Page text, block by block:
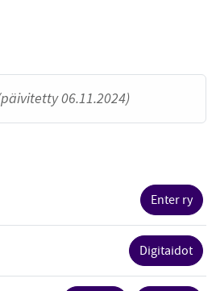
06.11.2024)
Enter ry
Digitaidot